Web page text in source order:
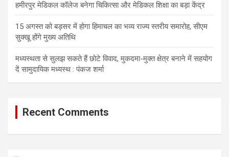
हमीरपुर मेडिकल कॉलेज बनेगा चिकित्सा और मेडिकल शिक्षा का बड़ा केंद्र
15 अगस्त को बड़सर में होगा हिमाचल का भव्य राज्य स्तरीय समारोह, सीएम
सुक्खू होंगे मुख्य अतिथि
मध्यस्थता से सुलझ सकते हैं छोटे विवाद, मुकदमा-मुक्त क्षेत्र बनाने में सहयोग
दें सामुदायिक मध्यस्थ : पंकज शर्मा
Recent Comments